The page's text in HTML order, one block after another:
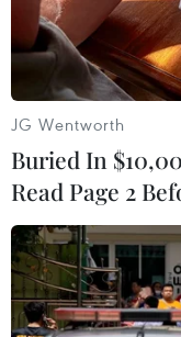
Quân đội
vực biên giới
15/06/2020 23:59
JG Wentworth
Buried In
Read Page 2